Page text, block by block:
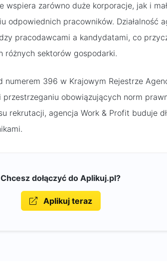
wspiera zarówno duże korporacje, jak i
odpowiednich pracowników. Działalność
pracodawcami a kandydatami, co
różnych sektorów gospodarki.
numerem 396 w Krajowym Rejestrze
obowiązujących norm
rekrutacji, agencja Work & Profit buduje
Chcesz dołączyć do Aplikuj.pl?
Aplikuj teraz